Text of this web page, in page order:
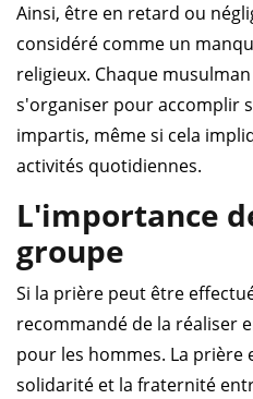
Ainsi, être en retard ou
considéré comme un
religieux. Chaque
s'organiser pour accomplir
impartis, même si cela
activités quotidiennes.
L'importance
groupe
Si la prière peut être
recommandé de la réaliser
pour les hommes. La prière
solidarité et la fraternité